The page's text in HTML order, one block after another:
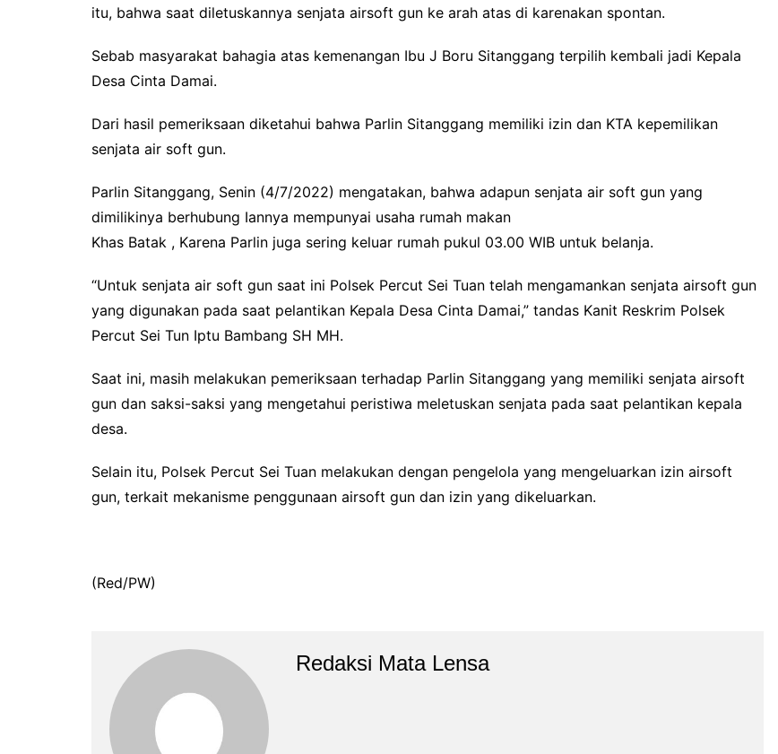
k
p
itu, bahwa saat diletuskannya senjata airsoft gun ke arah atas di karenakan spontan.
Sebab masyarakat bahagia atas kemenangan Ibu J Boru Sitanggang terpilih kembali jadi Kepala
Desa Cinta Damai.
Dari hasil pemeriksaan diketahui bahwa Parlin Sitanggang memiliki izin dan KTA kepemilikan
senjata air soft gun.
Parlin Sitanggang, Senin (4/7/2022) mengatakan, bahwa adapun senjata air soft gun yang
dimilikinya berhubung Iannya mempunyai usaha rumah makan
Khas Batak , Karena Parlin juga sering keluar rumah pukul 03.00 WIB untuk belanja.
“Untuk senjata air soft gun saat ini Polsek Percut Sei Tuan telah mengamankan senjata airsoft gun
yang digunakan pada saat pelantikan Kepala Desa Cinta Damai,” tandas Kanit Reskrim Polsek
Percut Sei Tun Iptu Bambang SH MH.
Saat ini, masih melakukan pemeriksaan terhadap Parlin Sitanggang yang memiliki senjata airsoft
gun dan saksi-saksi yang mengetahui peristiwa meletuskan senjata pada saat pelantikan kepala
desa.
Selain itu, Polsek Percut Sei Tuan melakukan dengan pengelola yang mengeluarkan izin airsoft
gun, terkait mekanisme penggunaan airsoft gun dan izin yang dikeluarkan.
(Red/PW)
Redaksi Mata Lensa